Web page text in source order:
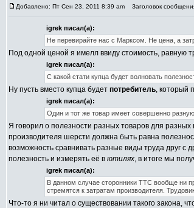
Добавлено: Пт Сен 23, 2011 8:39 am Заголовок
igrek писал(а):
Не перевирайте нас с Марксом. Не цена, а
Под одной ценой я имелл ввиду стоимость, равную
igrek писал(а):
С какой стати купца будет волновать
Ну пусть вместо купца будет потребитель, который
igrek писал(а):
Один и тот же товар имеет совершенно
Я говорил о полезности разных товаров для
производителя шерсти должна быть равна
возможность сравнивать разные виды труда друг с
полезность и измерять её в ютилях, в итоге мы
igrek писал(а):
В данном случае сторонники ТТС вообще ни
стремятся к затратам производителя.
Что-то я ни читал о существовании такого закона,